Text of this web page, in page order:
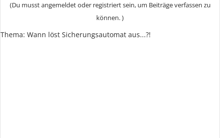
(Du musst angemeldet oder registriert sein, um Beiträge verfassen zu
können. )
Thema: Wann löst Sicherungsautomat aus...?!